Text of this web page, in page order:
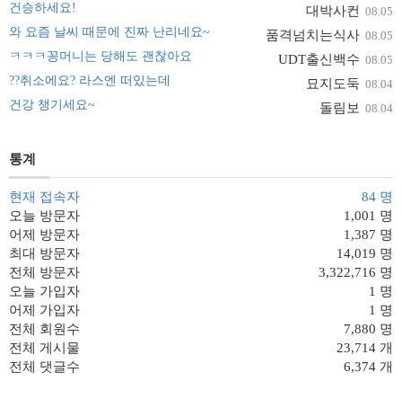
대박사컨 08.05
건승하세요!
품격넘치는식사 08.05
와 요즘 날씨 때문에 진짜 난리네요~
UDT출신백수 08.05
ㅋㅋㅋ꽁머니는 당해도 괜찮아요
묘지도둑 08.04
??취소에요? 라스엔 떠있는데
돌림보 08.04
건강 챙기세요~
통계
현재 접속자
84 명
오늘 방문자
1,001 명
어제 방문자
1,387 명
최대 방문자
14,019 명
전체 방문자
3,322,716 명
오늘 가입자
1 명
어제 가입자
1 명
전체 회원수
7,880 명
전체 게시물
23,714 개
전체 댓글수
6,374 개